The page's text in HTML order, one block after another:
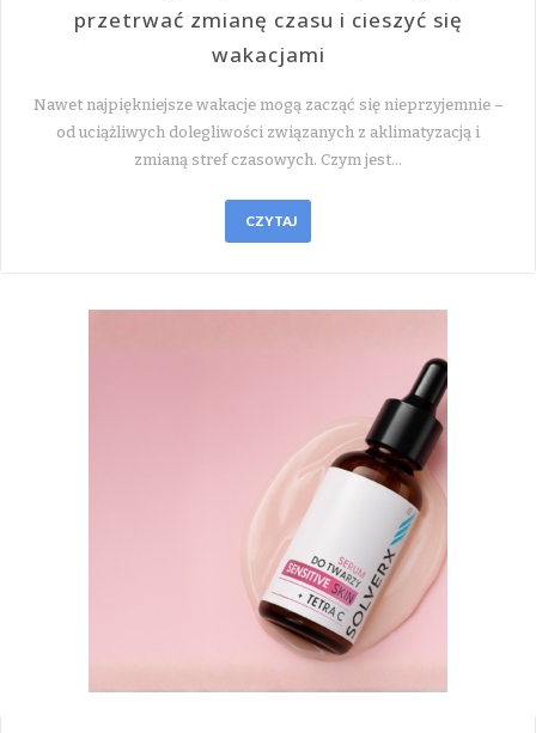
przetrwać zmianę czasu i cieszyć się
wakacjami
Nawet najpiękniejsze wakacje mogą zacząć się nieprzyjemnie –
od uciążliwych dolegliwości związanych z aklimatyzacją i
zmianą stref czasowych. Czym jest…
CZYTAJ